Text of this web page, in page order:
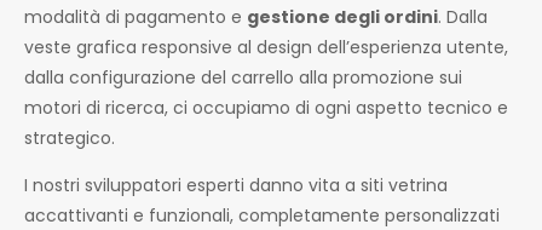
modalità di pagamento e gestione degli ordini. Dalla
veste grafica responsive al design dell’esperienza utente,
dalla configurazione del carrello alla promozione sui
motori di ricerca, ci occupiamo di ogni aspetto tecnico e
strategico.
I nostri sviluppatori esperti danno vita a siti vetrina
accattivanti e funzionali, completamente personalizzati